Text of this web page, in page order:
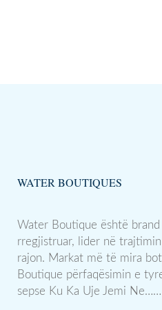
WATER BOUTIQUES
Water Boutique është
rregjistruar, lider në
rajon. Markat më të mira
Boutique përfaqësimin e
sepse Ku Ka Uje Jemi Ne……